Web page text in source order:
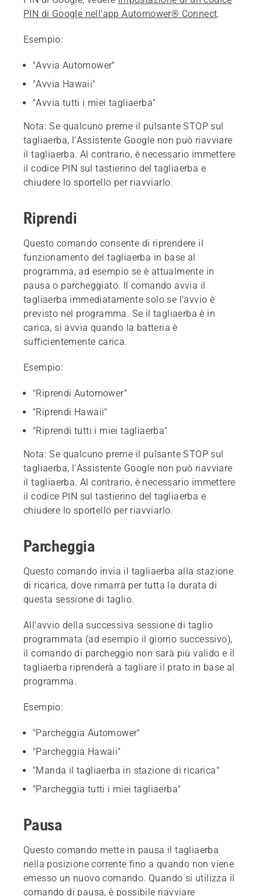
PIN di Google nell'app Automower® Connect.
Esempio:
"Avvia Automower"
"Avvia Hawaii"
"Avvia tutti i miei tagliaerba"
Nota: Se qualcuno preme il pulsante STOP sul
tagliaerba, l'Assistente Google non può riavviare
il tagliaerba. Al contrario, è necessario immettere
il codice PIN sul tastierino del tagliaerba e
chiudere lo sportello per riavviarlo.
Riprendi
Questo comando consente di riprendere il
funzionamento del tagliaerba in base al
programma, ad esempio se è attualmente in
pausa o parcheggiato. Il comando avvia il
tagliaerba immediatamente solo se l'avvio è
previsto nel programma. Se il tagliaerba è in
carica, si avvia quando la batteria è
sufficientemente carica.
Esempio:
"Riprendi Automower"
"Riprendi Hawaii"
"Riprendi tutti i miei tagliaerba"
Nota: Se qualcuno preme il pulsante STOP sul
tagliaerba, l'Assistente Google non può riavviare
il tagliaerba. Al contrario, è necessario immettere
il codice PIN sul tastierino del tagliaerba e
chiudere lo sportello per riavviarlo.
Parcheggia
Questo comando invia il tagliaerba alla stazione
di ricarica, dove rimarrà per tutta la durata di
questa sessione di taglio.
All'avvio della successiva sessione di taglio
programmata (ad esempio il giorno successivo),
il comando di parcheggio non sarà più valido e il
tagliaerba riprenderà a tagliare il prato in base al
programma.
Esempio:
"Parcheggia Automower"
"Parcheggia Hawaii"
"Manda il tagliaerba in stazione di ricarica"
"Parcheggia tutti i miei tagliaerba"
Pausa
Questo comando mette in pausa il tagliaerba
nella posizione corrente fino a quando non viene
emesso un nuovo comando. Quando si utilizza il
comando di pausa, è possibile riavviare